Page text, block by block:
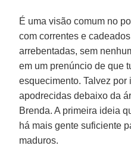
É uma visão comum no
com correntes e
arrebentadas, sem
em um prenúncio de que
esquecimento. Talvez
apodrecidas debaixo da
Brenda. A primeira ideia
há mais gente suficiente
maduros.